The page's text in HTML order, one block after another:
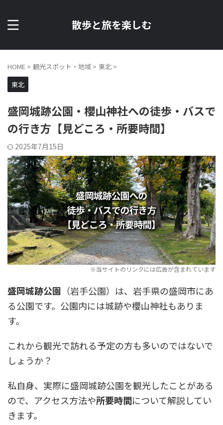
散歩と旅を楽しむ
HOME > 観光スポット・地域 > 東北 >
東北
盛岡城跡公園・櫻山神社への徒歩・バスで
の行き方【見どころ・所要時間】
2025年7月15日
盛岡城跡公園 （岩手公園）は、岩手県の盛岡市にあ
る公園です。公園内には城跡や櫻山神社もありま
す。
これから観光で訪れる予定の方も多いのではないで
しょうか？
私自身、実際に盛岡城跡公園を観光したことがある
ので、アクセス方法や所要時間について解説してい
きます。